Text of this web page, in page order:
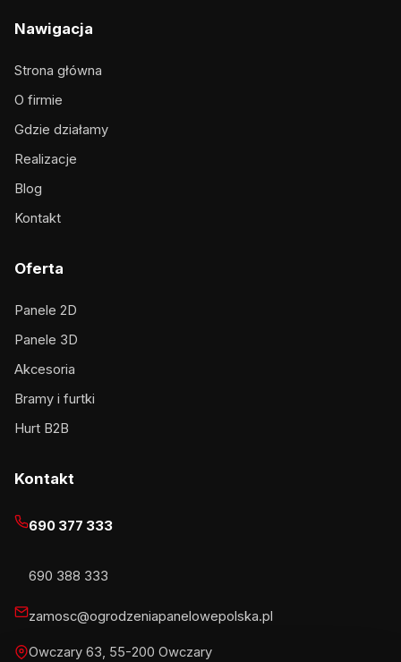
Nawigacja
Strona główna
O firmie
Gdzie działamy
Realizacje
Blog
Kontakt
Oferta
Panele 2D
Panele 3D
Akcesoria
Bramy i furtki
Hurt B2B
Kontakt
690 377 333
690 388 333
zamosc@ogrodzeniapanelowepolska.pl
Owczary 63, 55-200 Owczary